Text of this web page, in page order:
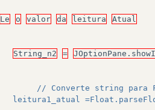
// Fim main
Le o valor da leitura Atual
String_n2 =
// Converte string para
leitura1_atual